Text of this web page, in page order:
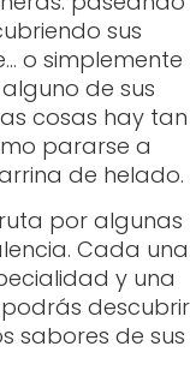
sus
o simplemente
de sus
cosas hay tan
pararse a
de helado.
por algunas
Cada una
y una
descubrir
sabores de sus